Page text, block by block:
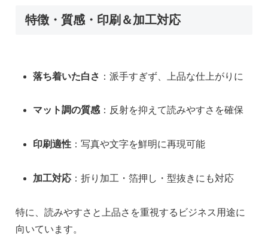
特徴・質感・印刷＆加工対応
落ち着いた白さ ：派手すぎず、上品な仕上がりに
マット調の質感：反射を抑えて読みやすさを確保
印刷適性 ：写真や文字を鮮明に再現可能
加工対応 ：折り加工・箔押し・型抜きにも対応
特に、読みやすさと上品さを重視するビジネス用途に
向いています。